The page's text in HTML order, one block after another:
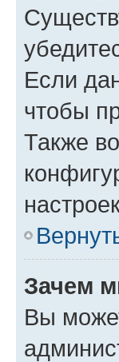
Если
чтобы
Также
Зачем
Вы